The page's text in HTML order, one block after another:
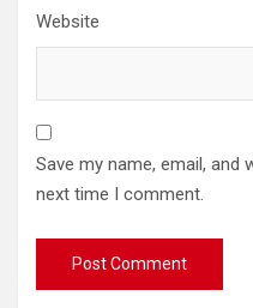
Website
Save my name, email,
next time I comment.